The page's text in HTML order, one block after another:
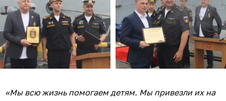
«Мы всю жизнь помогаем детям. Мы привезли их на